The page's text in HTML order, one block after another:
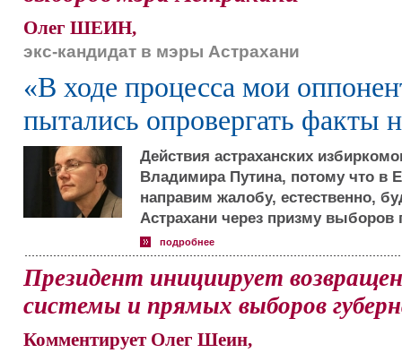
Олег ШЕИН,
экс-кандидат в мэры Астрахани
«В ходе процесса мои
пытались опровергать факты
Действия астраханских
Владимира Путина, потому что в
направим жалобу, естественно,
Астрахани через призму выборов
подробнее
Президент инициирует
системы и прямых выборов
Комментирует Олег Шеин,